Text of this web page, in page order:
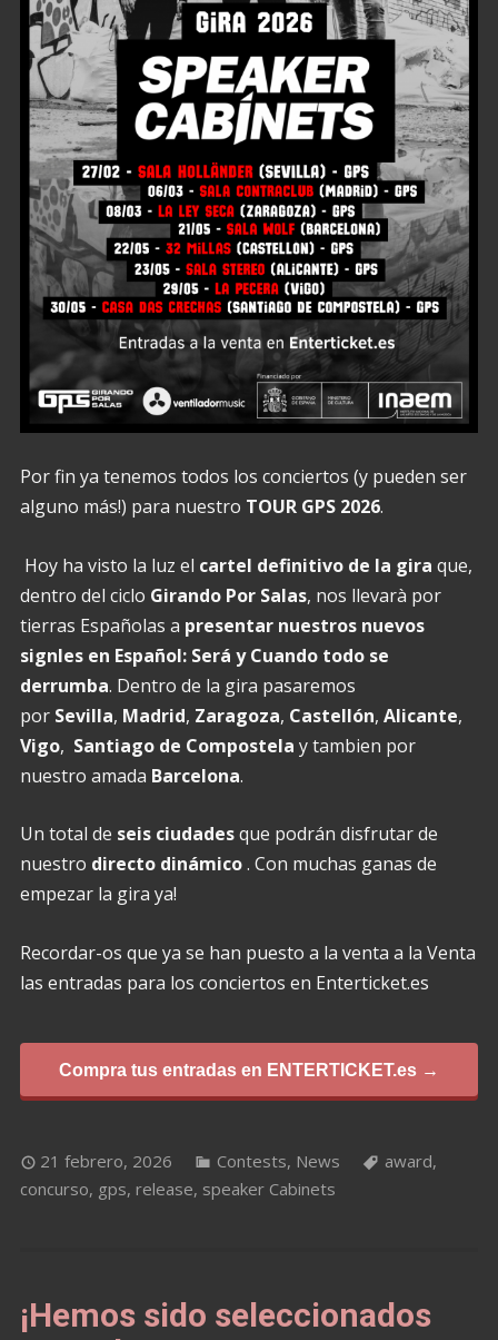
Por fin ya tenemos todos los conciertos (y pueden ser
alguno más!) para nuestro TOUR GPS 2026.
Hoy ha visto la luz el cartel definitivo de la gira que,
dentro del ciclo Girando Por Salas, nos llevarà por
tierras Españolas a presentar nuestros nuevos
signles en Español: Será y Cuando todo se
derrumba. Dentro de la gira pasaremos
por Sevilla, Madrid, Zaragoza, Castellón, Alicante,
Vigo, Santiago de Compostela y tambien por
nuestro amada Barcelona.
Un total de seis ciudadesque podrán disfrutar de
nuestro directo dinámico. Con muchas ganas de
empezar la gira ya!
Recordar-os que ya se han puesto a la venta a la Venta
las entradas para los conciertos en Enterticket.es
Compra tus entradas en ENTERTICKET.es →
21 febrero, 2026 Contests, News award,
concurso, gps, release, speaker Cabinets
¡Hemos sido seleccionados